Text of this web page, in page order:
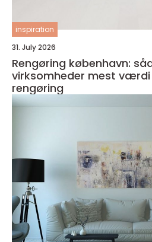
inspiration
31. July 2026
Rengøring københavn:
virksomheder mest
rengøring